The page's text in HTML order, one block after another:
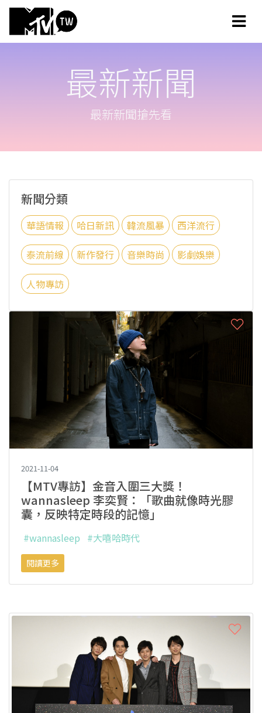
最新新聞
最新新聞搶先看
新聞分類
華語情報 哈日新訊 韓流風暴 西洋流行
泰流前線 新作發行 音樂時尚 影劇娛樂
人物專訪
2021-11-04
【MTV專訪】金音入圍三大獎！
wannasleep 李奕賢：「歌曲就像時光膠
囊，反映特定時段的記憶」
#wannasleep #大嘻哈時代
閱讀更多